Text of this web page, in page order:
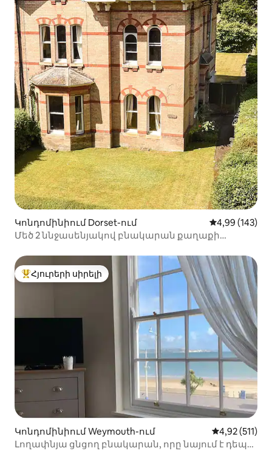
Կոնդոմինիում Dorset-ում Միջին
4,99 (143)
Մեծ 2 ննջասենյակով բնակարան քաղաքի
Հյուրերի սիրելի լավագույն տները
Հյուրերի սիրելի
Կոնդոմինիում Weymouth-ում Միջին
4,92 (511)
Լողափնյա ցնցող բնակարան, որը նայում է դեպի